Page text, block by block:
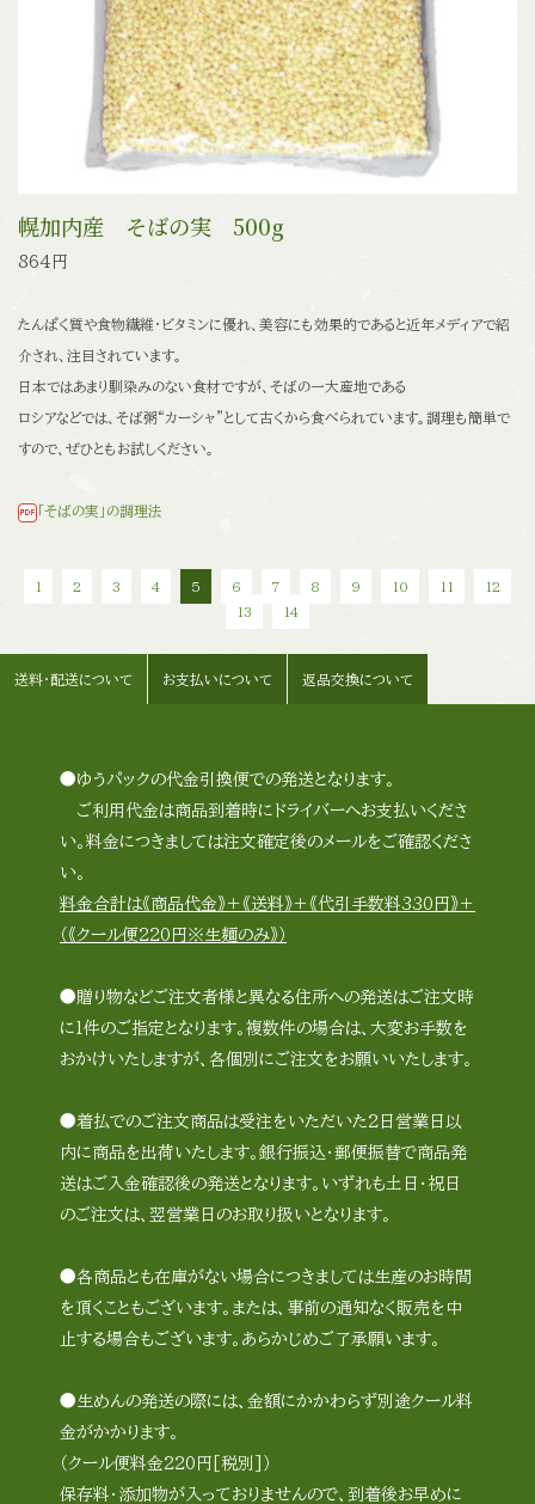
幌加内産 そばの実 500g
864円
たんぱく質や食物繊維・ビタミンに優れ、美容にも効果的であると近年メディアで紹
介され、注目されています。
日本ではあまり馴染みのない食材ですが、そばの一大産地である
ロシアなどでは、そば粥“カーシャ”として古くから食べられています。 調理も簡単で
すので、ぜひともお試しください。
「そばの実」の調理法
1 2 3 4 5 6 7 8 9 10 11
12
13
14
送料・配送について お支払いについて 返品交換について
●ゆうパックの代金引換便での発送となります。
ご利用代金は商品到着時にドライバーへお支払いくださ
い。料金につきましては注文確定後のメールをご確認くださ
い。
料金合計は《商品代金》＋《送料》＋《代引手数料330円》＋
（《クール便220円※生麺のみ》）
●贈り物などご注文者様と異なる住所への発送はご注文時
に1件のご指定となります。複数件の場合は、大変お手数を
おかけいたしますが、各個別にご注文をお願いいたします。
●着払でのご注文商品は受注をいただいた2日営業日以
内に商品を出荷いたします。銀行振込・郵便振替で商品発
送はご入金確認後の発送となります。いずれも土日・祝日
のご注文は、翌営業日のお取り扱いとなります。
●各商品とも在庫がない場合につきましては生産のお時間
を頂くこともございます。または、事前の通知なく販売を中
止する場合もございます。あらかじめご了承願います。
●生めんの発送の際には、金額にかかわらず別途クール料
金がかかります。
（クール便料金220円[税別]）
保存料・添加物が入っておりませんので、到着後お早めに